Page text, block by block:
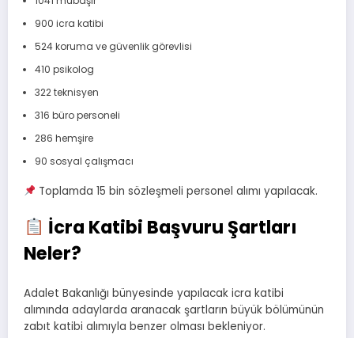
900 icra katibi
524 koruma ve güvenlik görevlisi
410 psikolog
322 teknisyen
316 büro personeli
286 hemşire
90 sosyal çalışmacı
Toplamda 15 bin sözleşmeli personel alımı yapılacak.
İcra Katibi Başvuru Şartları
Neler?
Adalet Bakanlığı bünyesinde yapılacak icra katibi
alımında adaylarda aranacak şartların büyük bölümünün
zabıt katibi alımıyla benzer olması bekleniyor.